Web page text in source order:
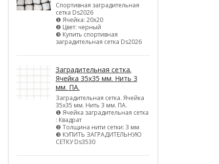
Спортивная заградительная
сетка Ds2026
❶ Ячейка: 20х20
❷ Цвет: черный
❸ Купить спортивная
заградительная сетка Ds2026
Заградительная сетка.
Ячейка 35х35 мм. Нить 3
мм. ПА.
Заградительная сетка. Ячейка
35х35 мм. Нить 3 мм. ПА.
❶ Ячейка заградительная сетка
: Квадрат
❷ Толщина нити сетки: 3 мм
❸ КУПИТЬ ЗАГРАДИТЕЛЬНУЮ
СЕТКУ Ds3530